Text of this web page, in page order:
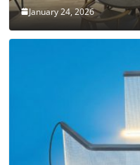
January 24, 2026